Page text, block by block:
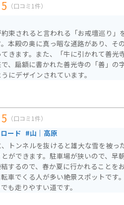
るので、ツーリングの疲れを癒やすこ
5 （口コミ1件）
束されると言われる「お戒壇巡り」
本殿の奥に真っ暗な通路があり、そ
きます。また、「牛に引かれて善光
、扁額に書かれた善光寺の「善」の
にデザインされています。
5 （口コミ1件）
ード #山｜高原
トンネルを抜けると雄大な雪を被っ
ができます。駐車場が狭いので、早
するので、春か夏に行かれることを
車でくる人が多い絶景スポットです
も走りやすい道です。